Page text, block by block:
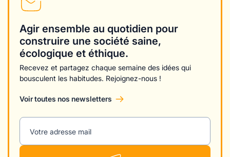
Agir ensemble au quotidien pour
construire une société saine,
écologique et éthique.
Recevez et partagez chaque semaine des idées qui
bousculent les habitudes. Rejoignez-nous !
Voir toutes nos newsletters
Votre adresse mail